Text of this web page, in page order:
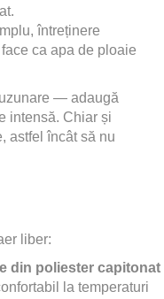
întreținere
ca apa de ploaie
— adaugă
intensă. Chiar și
astfel încât să nu
liber:
din poliester capitonat
la temperaturi